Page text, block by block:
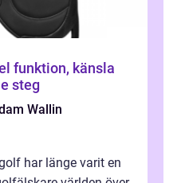
steg
Wallin
har länge varit en